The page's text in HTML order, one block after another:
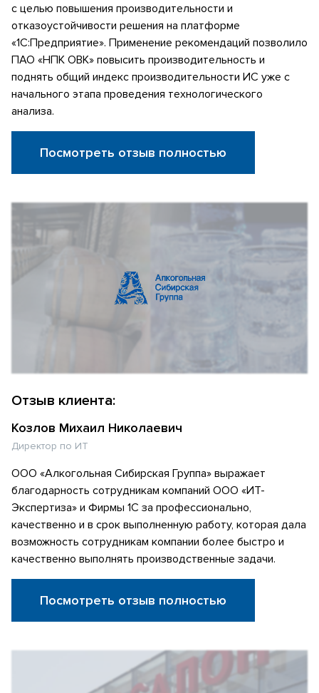
с целью повышения производительности и
отказоустойчивости решения на платформе
«1С:Предприятие». Применение рекомендаций позволило
ПАО «НПК ОВК» повысить производительность и
поднять общий индекс производительности ИС уже с
начального этапа проведения технологического
анализа.
Посмотреть отзыв полностью
Отзыв клиента:
Козлов Михаил Николаевич
Директор по ИТ
ООО «Алкогольная Сибирская Группа» выражает
благодарность сотрудникам компаний ООО «ИТ-
Экспертиза» и Фирмы 1С за профессионально,
качественно и в срок выполненную работу, которая дала
возможность сотрудникам компании более быстро и
качественно выполнять производственные задачи.
Посмотреть отзыв полностью